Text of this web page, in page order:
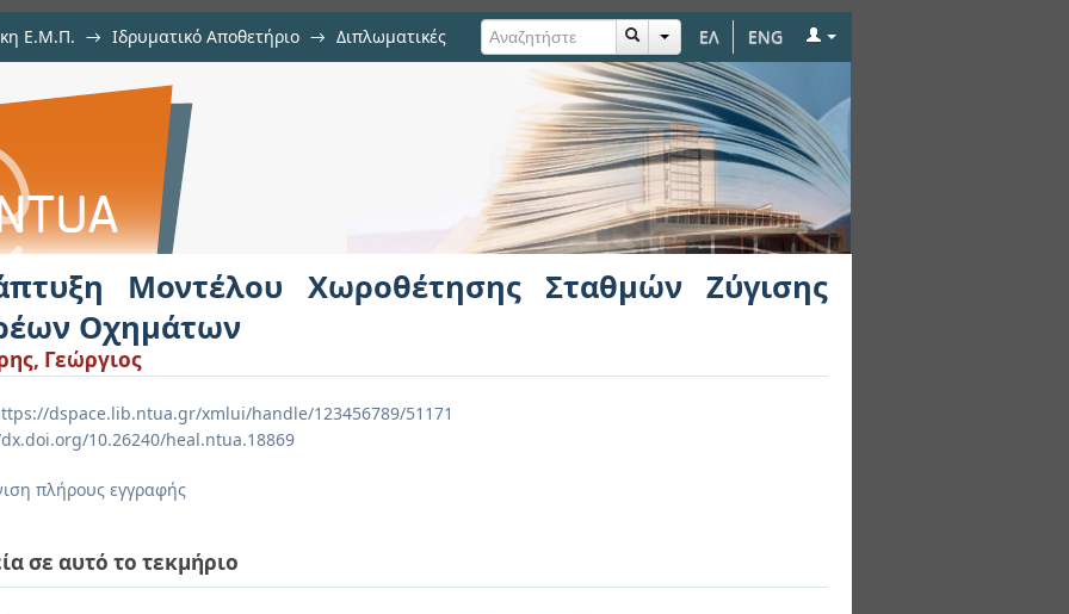
ΕΛ ENG
Ε.Μ.Π. → Ιδρυματικό Αποθετήριο → Διπλωματικές
Χωροθέτησης Σταθμών Ζύγισης Βαρέων Οχημάτων
Μοντέλου Χωροθέτησης Σταθμών Ζύγισης
Οχημάτων
Γεώργιος
dspace.lib.ntua.gr/xmlui/handle/123456789/51171
10.26240/heal.ntua.18869
πλήρους εγγραφής
σε αυτό το τεκμήριο